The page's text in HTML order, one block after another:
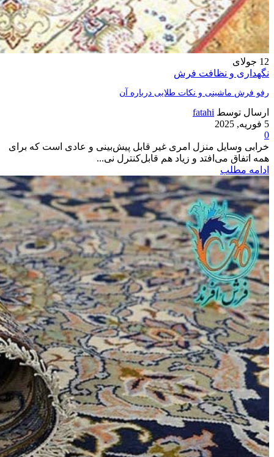
12 جولای
نگهداری و نظافت فرش
رفو فرش ماشینی و نکات طلایی درباره آن
ارسال توسط fatahi
5 فوریه, 2025
0
خرابی وسایل منزل امری غیر قابل پیش‌بینی و عادی است که برای
همه اتفاق می‌افتد و زیاد هم قابل‌کنترل نی...
ادامه مطلب